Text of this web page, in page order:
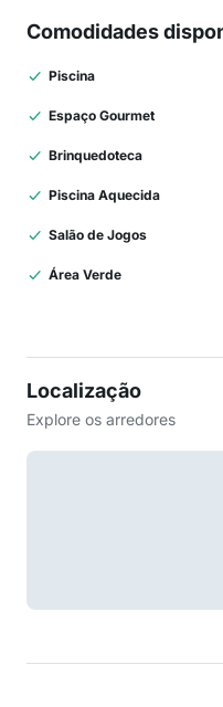
Comodidades
Piscina
Espaço Gourmet
Brinquedoteca
Piscina Aquecida
Salão de Jogos
Área Verde
Localização
Explore os arredores